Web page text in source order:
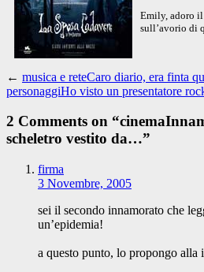
Emily, adoro
sull’avorio di
← musica e reteCaro diario, era finta
personaggiHo visto un presentatore
2 Comments on “
scheletro vestito da…”
firma
3 Novembre, 2005
sei il secondo innamorato che
un’epidemia!
a questo punto, lo propongo alla